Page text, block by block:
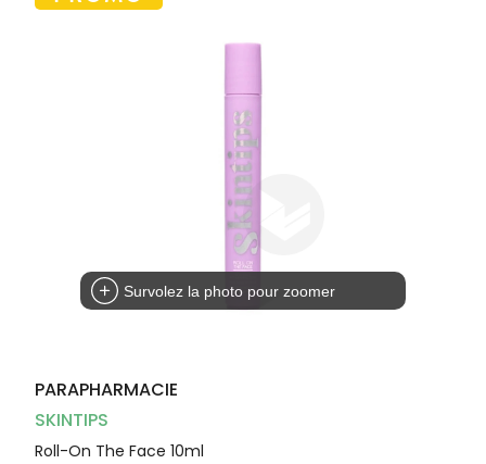
Dispositifs
Cheveux
Survolez la photo pour zoomer
PARAPHARMACIE
SKINTIPS
Roll-On The Face 10ml